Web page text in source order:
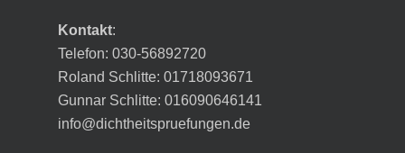
Kontakt:
Telefon: 030-56892720
Roland Schlitte: 01718093671
Gunnar Schlitte: 016090646141
info@dichtheitspruefungen.de